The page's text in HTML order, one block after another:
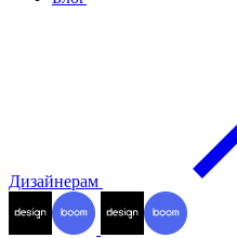
Дизайнерам